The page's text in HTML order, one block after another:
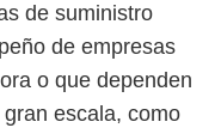
de suministro
de empresas
o que dependen
escala, como